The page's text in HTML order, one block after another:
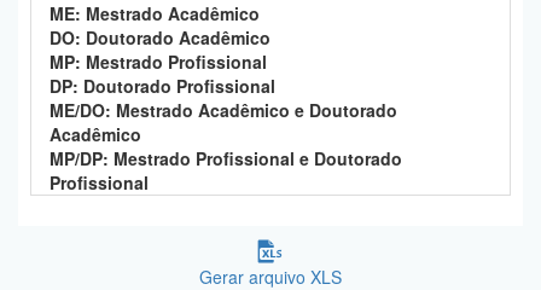
ME: Mestrado Acadêmico
DO: Doutorado Acadêmico
MP: Mestrado Profissional
DP: Doutorado Profissional
ME/DO: Mestrado Acadêmico e Doutorado
Acadêmico
MP/DP: Mestrado Profissional e Doutorado
Profissional
Gerar arquivo XLS